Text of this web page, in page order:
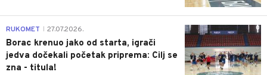
0
RUKOMET 27.07.2026.
Borac krenuo jako od starta, igrači
jedva dočekali početak priprema: Cilj se
zna - titula!